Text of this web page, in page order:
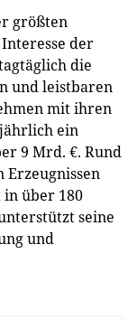
größten
der
die
und leistbaren
mit ihren
ein
9 Mrd. €. Rund
Erzeugnissen
über 180
seine
und